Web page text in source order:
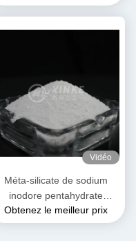
polyvalentes
Vidéo
Méta-silicate de sodium
inodore pentahydrate
soluble dans l'eau Poids
moléculaire 212,14 g/mol
Obtenez le meilleur prix